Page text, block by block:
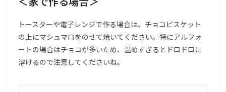
トースターや電子レンジで作る場合は、チョコビスケット
の上にマシュマロをのせて焼いてください。特にアルフォ
ートの場合はチョコが多いため、温めすぎるとドロドロに
溶けるので注意してくださいね。